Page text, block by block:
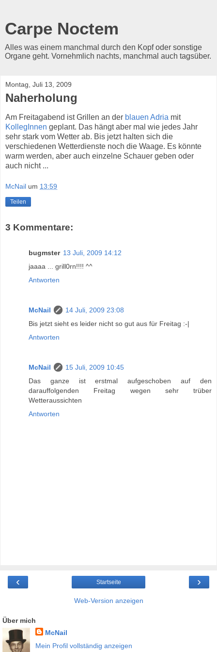
Carpe Noctem
Alles was einem manchmal durch den Kopf oder sonstige
Organe geht. Vornehmlich nachts, manchmal auch tagsüber.
Montag, Juli 13, 2009
Naherholung
Am Freitagabend ist Grillen an der blauen Adria mit
KollegInnen geplant. Das hängt aber mal wie jedes Jahr
sehr stark vom Wetter ab. Bis jetzt halten sich die
verschiedenen Wetterdienste noch die Waage. Es könnte
warm werden, aber auch einzelne Schauer geben oder
auch nicht ...
McNail um 13:59
Teilen
3 Kommentare:
bugmster 13 Juli, 2009 14:12
jaaaa ... grill0rn!!!! ^^
Antworten
McNail
14 Juli, 2009 23:08
Bis jetzt sieht es leider nicht so gut aus für Freitag :-|
Antworten
McNail
15 Juli, 2009 10:45
Das ganze ist erstmal aufgeschoben auf den
darauffolgenden Freitag wegen sehr trüber
Wetteraussichten
Antworten
‹ ›
Startseite
Web-Version anzeigen
Über mich
McNail
Mein Profil vollständig anzeigen